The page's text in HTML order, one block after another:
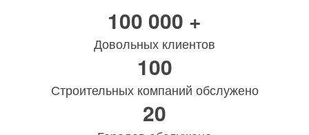
100 000 +
Довольных клиентов
100
Строительных компаний обслужено
20